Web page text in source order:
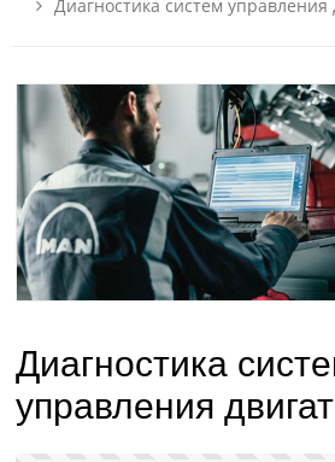
Диагностика систем управления
Диагностика
управления